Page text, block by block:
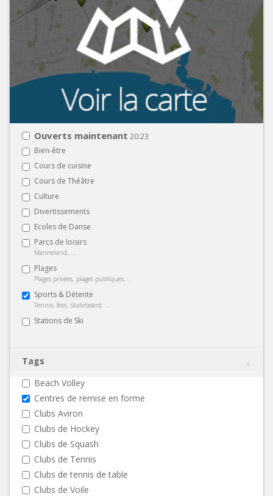
Ouverts maintenant 20:23
Bien-être
Cours de cuisine
Cours de Théâtre
Culture
Divertissements
Ecoles de Danse
Parcs de loisirs
Marineland, ...
Plages
Plages privées, plages publiques, ...
Sports & Détente
Tennis, foot, skateboard, ...
Stations de Ski
Tags
Beach Volley
Centres de remise en forme
Clubs Aviron
Clubs de Hockey
Clubs de Squash
Clubs de Tennis
Clubs de tennis de table
Clubs de Voile